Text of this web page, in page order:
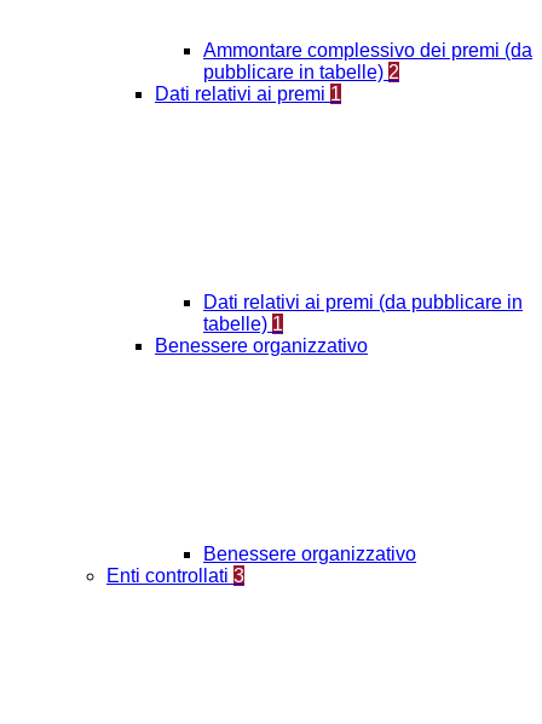
Ammontare complessivo dei premi (da
pubblicare in tabelle) 2
Dati relativi ai premi 1
Dati relativi ai premi (da pubblicare in
tabelle) 1
Benessere organizzativo
Benessere organizzativo
Enti controllati 3